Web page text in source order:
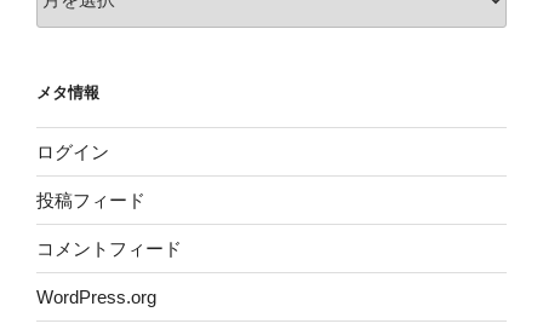
ー
ブ
メタ情報
ログイン
投稿フィード
コメントフィード
WordPress.org